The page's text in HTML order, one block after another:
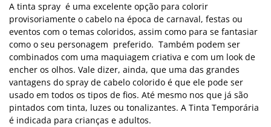
A tinta spray é uma excelente opção para colorir
provisoriamente o cabelo na época de carnaval, festas ou
eventos com o temas coloridos, assim como para se fantasiar
como o seu personagem preferido. Também podem ser
combinados com uma maquiagem criativa e com um look de
encher os olhos. Vale dizer, ainda, que uma das grandes
vantagens do spray de cabelo colorido é que ele pode ser
usado em todos os tipos de fios. Até mesmo nos que já são
pintados com tinta, luzes ou tonalizantes. A Tinta Temporária
é indicada para crianças e adultos.